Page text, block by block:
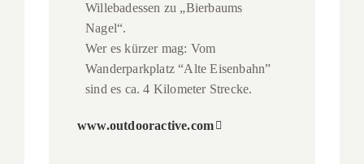
Willebadessen zu „Bierbaums
Nagel“.
Wer es kürzer mag: Vom
Wanderparkplatz “Alte Eisenbahn”
sind es ca. 4 Kilometer Strecke.
www.outdooractive.com